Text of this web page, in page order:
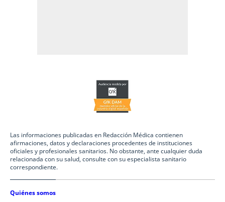
Las informaciones publicadas en Redacción Médica contienen
afirmaciones, datos y declaraciones procedentes de instituciones
oficiales y profesionales sanitarios. No obstante, ante cualquier duda
relacionada con su salud, consulte con su especialista sanitario
correspondiente.
Quiénes somos